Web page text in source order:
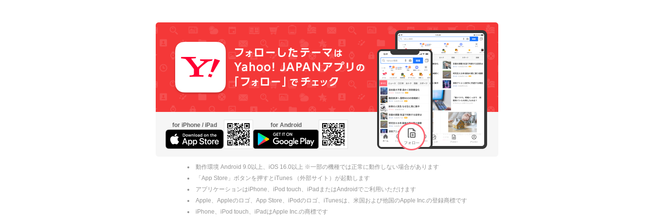
for iPhone / iPad for Android
動作環境 Android 9.0以上、iOS 16.0以上 ※一部の機種では正常に動作しない場合があります
「App Store」ボタンを押すとiTunes （外部サイト）が起動します
アプリケーションはiPhone、iPod touch、iPadまたはAndroidでご利用いただけます
Apple、Appleのロゴ、App Store、iPodのロゴ、iTunesは、米国および他国のApple Inc.の登録商標です
iPhone、iPod touch、iPadはApple Inc.の商標です